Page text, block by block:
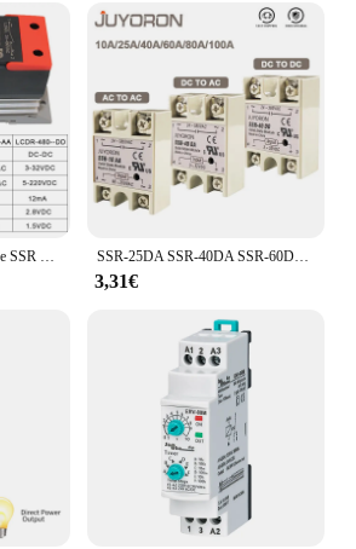
Relè a stato solido monofase SSR 10DA 25DA 40DA controllo cc montato su guida Din AC SSR 110V 220V DC a DC SSR-25DA SSR-40DA SSR-60DA SSR-25AA 40AA 40DD Relè A Stato Solido SSR 10A 25A 40A 60A Modulo di Relè per PID REGOLATORE di Temperatura di Controllo
3,31€